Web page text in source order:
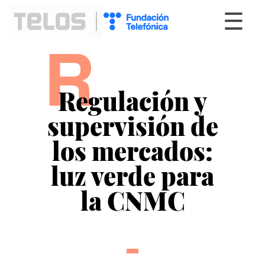
☰
R
Regulación y
supervisión de
los mercados:
luz verde para
la CNMC